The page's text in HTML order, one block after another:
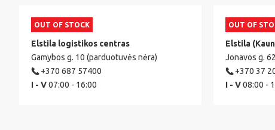
OUT OF STOCK
Elstila logistikos centras
Gamybos g. 10 (parduotuvės nėra)
+370 687 57400
I - V07:00 - 16:00
OUT OF
Elstila
Jonavos g.
+370 37
I - V08:00 -